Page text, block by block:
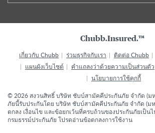
Chubb.Insured.™
เกี่ยวกับ Chubb
ร่วมธุรกิจกับเรา ติดต่อ Chubb
แผนผังเว็บไซต์
คำแถลงว่าด้วยความเป็นส่วนตัว
นโยบายการใช้คุกกี้
©2026 สงวนสิทธิ์ บริษัท ชับบ์สามัคคีประกันภัย จำกัด (ม
ภัยนี้รับประกันโดย บริษัท ชับบ์สามัคคีประกันภัย จำกัด (ม
ตกลง เงื่อนไข และข้อยกเว้นที่ครบถ้วนของประกันภัยเป็น
กรมธรรม์ประกันภัย โปรดอ่านข้อตกลงการใช้งาน